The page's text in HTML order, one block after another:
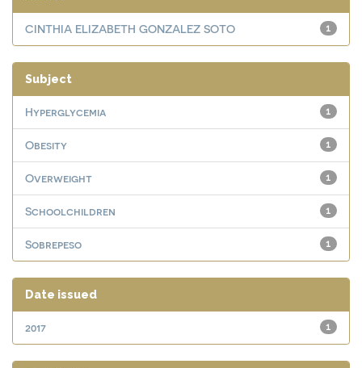
1
CINTHIA ELIZABETH GONZALEZ SOTO
Subject
1
Hyperglycemia
1
Obesity
1
Overweight
1
Schoolchildren
1
Sobrepeso
Date issued
1
2017